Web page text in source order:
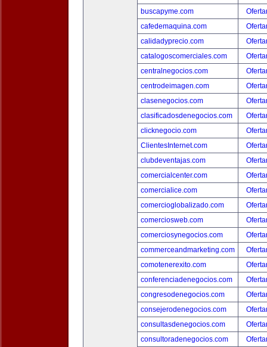
buscapyme.com
cafedemaquina.com
calidadyprecio.com
catalogoscomerciales.com
centralnegocios.com
centrodeimagen.com
clasenegocios.com
clasificadosdenegocios.com
clicknegocio.com
ClientesInternet.com
clubdeventajas.com
comercialcenter.com
comercialice.com
comercioglobalizado.com
comerciosweb.com
comerciosynegocios.com
commerceandmarketing.com
comotenerexito.com
conferenciadenegocios.com
congresodenegocios.com
consejerodenegocios.com
consultasdenegocios.com
consultoradenegocios.com